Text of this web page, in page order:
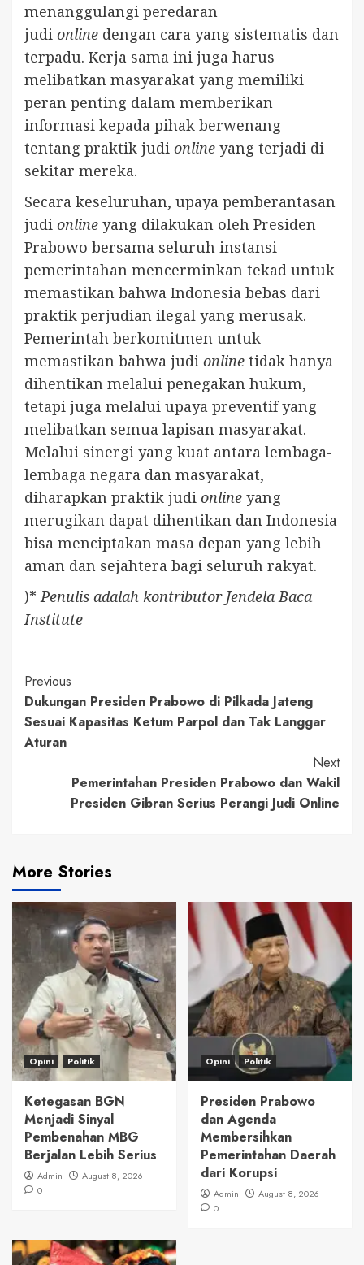
menanggulangi peredaran
judi online dengan cara yang sistematis dan
terpadu. Kerja sama ini juga harus
melibatkan masyarakat yang memiliki
peran penting dalam memberikan
informasi kepada pihak berwenang
tentang praktik judi online yang terjadi di
sekitar mereka.
Secara keseluruhan, upaya pemberantasan
judi online yang dilakukan oleh Presiden
Prabowo bersama seluruh instansi
pemerintahan mencerminkan tekad untuk
memastikan bahwa Indonesia bebas dari
praktik perjudian ilegal yang merusak.
Pemerintah berkomitmen untuk
memastikan bahwa judi online tidak hanya
dihentikan melalui penegakan hukum,
tetapi juga melalui upaya preventif yang
melibatkan semua lapisan masyarakat.
Melalui sinergi yang kuat antara lembaga-
lembaga negara dan masyarakat,
diharapkan praktik judi online yang
merugikan dapat dihentikan dan Indonesia
bisa menciptakan masa depan yang lebih
aman dan sejahtera bagi seluruh rakyat.
)*Penulis adalah kontributor Jendela Baca
Institute
Continue
Reading
Previous
Dukungan Presiden Prabowo di Pilkada Jateng
Sesuai Kapasitas Ketum Parpol dan Tak Langgar
Aturan
Next
Pemerintahan Presiden Prabowo dan Wakil
Presiden Gibran Serius Perangi Judi Online
More Stories
Opini Politik
Ketegasan BGN
Menjadi Sinyal
Pembenahan MBG
Berjalan Lebih Serius
Admin
August 8, 2026
0
Opini Politik
Presiden Prabowo
dan Agenda
Membersihkan
Pemerintahan Daerah
dari Korupsi
Admin
August 8, 2026
0